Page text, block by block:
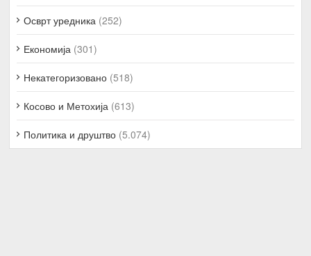
Осврт уредника (252)
Економија (301)
Некатегоризовано (518)
Косово и Метохија (613)
Политика и друштво (5.074)